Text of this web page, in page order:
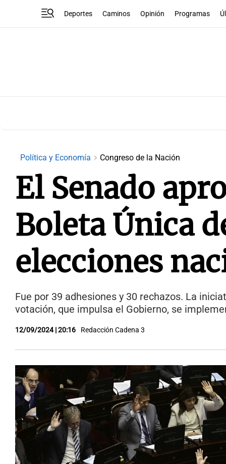
Deportes Caminos Opinión Programas
Política y Economía Congreso de la Nación
El Senado
Boleta Única
elecciones
Fue por 39 adhesiones y 30 rechazos. La
votación, que impulsa el Gobierno, se
12/09/2024 | 20:16 Redacción Cadena 3